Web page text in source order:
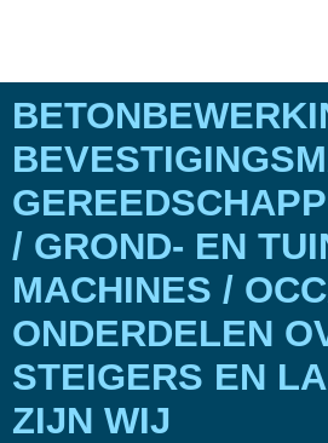
/ GROND- EN
MACHINES /
ONDERDELEN
STEIGERS EN
ZIJN WIJ